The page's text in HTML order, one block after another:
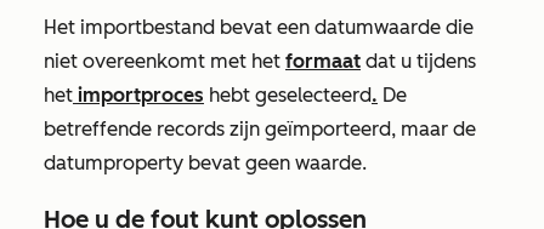
Het importbestand bevat een datumwaarde die
niet overeenkomt met het formaat dat u tijdens
het importproces hebt geselecteerd. De
betreffende records zijn geïmporteerd, maar de
datumproperty bevat geen waarde.
Hoe u de fout kunt oplossen